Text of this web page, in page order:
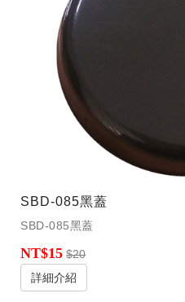
SBD-085黑蓋
SBD-085黑蓋
NT$15 $20
詳細介紹